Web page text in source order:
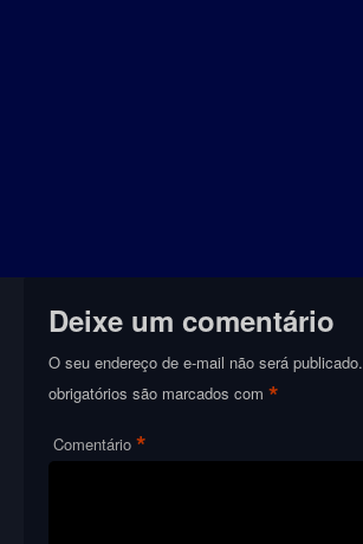
Deixe um comentário
O seu endereço de e-mail não será publicado.
obrigatórios são marcados com*
Comentário *